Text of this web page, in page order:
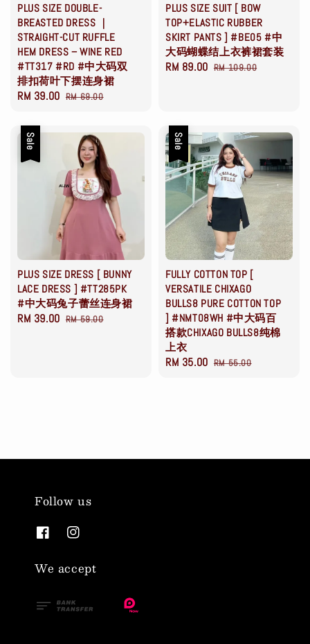
PLUS SIZE DOUBLE-
BREASTED DRESS ｜
STRAIGHT-CUT RUFFLE
HEM DRESS – WINE RED
#TT317 #RD #中大码双
排扣荷叶下摆连身裙
Sale
RM 39.00 Regular
RM 69.00
PLUS SIZE SUIT [ BOW
TOP+ELASTIC RUBBER
SKIRT PANTS ] #BE05 #中
大码蝴蝶结上衣裤裙套装
Sale
RM 89.00 Regular
RM 109.00
Sale
PLUS SIZE DRESS [ BUNNY
LACE DRESS ] #TT285PK
#中大码兔子蕾丝连身裙
Sale
RM 39.00 Regular
RM 59.00
Sale
FULLY COTTON TOP [
VERSATILE CHIXAGO
BULLS8 PURE COTTON TOP
] #NMT08WH #中大码百
搭款CHIXAGO BULLS8纯棉
上衣
Sale
RM 35.00 Regular
RM 55.00
Follow us
We accept